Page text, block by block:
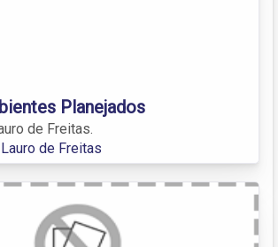
Planejados
de Freitas.
de Freitas